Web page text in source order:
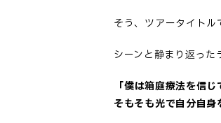
そう、ツアータイトル
シーンと静まり返った
「僕は箱庭療法を信
そもそも光で自分自身